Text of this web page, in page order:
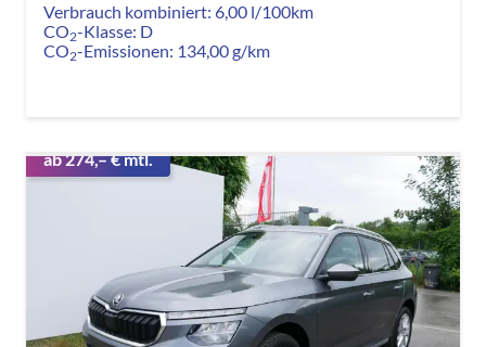
Verbrauch kombiniert: 6,00 l/100km
CO2-Klasse: D
CO2-Emissionen: 134,00 g/km
ab 274,– € mtl.